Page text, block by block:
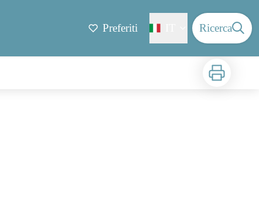
Preferiti Ricerca
Stampa